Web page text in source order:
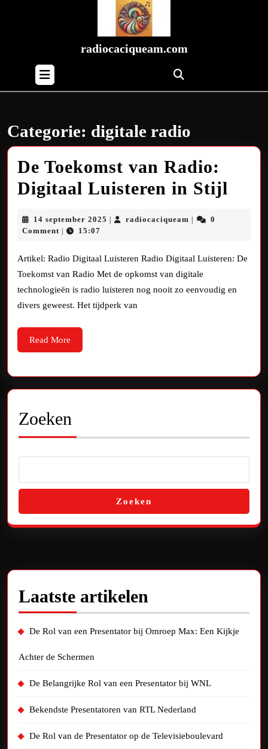
radiocaciqueam.com
Button
Categorie: digitale radio
De Toekomst van Radio:
Digitaal Luisteren in Stijl
14 september 2025 14
radiocaciqueam radiocaciqueam
0
Comment
15:07
Artikel: Radio Digitaal Luisteren Radio Digitaal Luisteren: De
Toekomst van Radio Met de opkomst van digitale
technologieën is radio luisteren nog nooit zo eenvoudig en
divers geweest. Het tijdperk van
Read More
More
Zoeken
Zoeken
Laatste artikelen
De Rol van een Presentator bij Omroep Max: Een Kijkje
Achter de Schermen
De Belangrijke Rol van een Presentator bij WNL
Bekendste Presentatoren van RTL Nederland
De Rol van de Presentator op de Televisieboulevard